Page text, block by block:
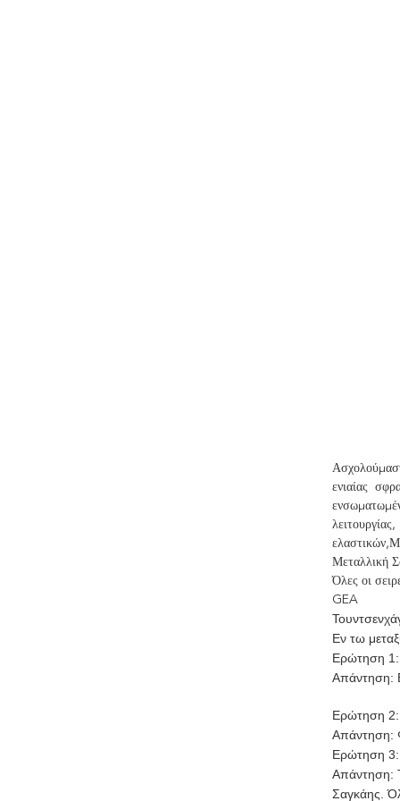
ενιαίας
Μεταλλική
Όλες οι
GEA
Εν τω
Ερώτηση 1:
Απάντηση:
Ερώτηση
Απάντηση:
Ερώτηση 3:
Απάντηση:
Σαγκάης.